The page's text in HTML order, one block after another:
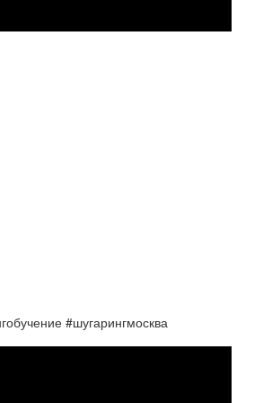
#шугарингмосква